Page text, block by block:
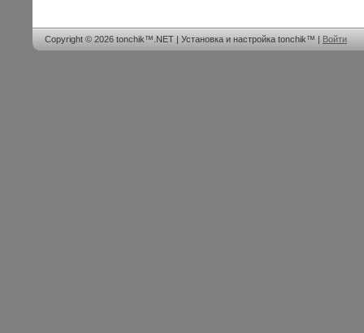
Copyright © 2026 tonchik™.NET | Установка и настройка tonchik™ | Войти